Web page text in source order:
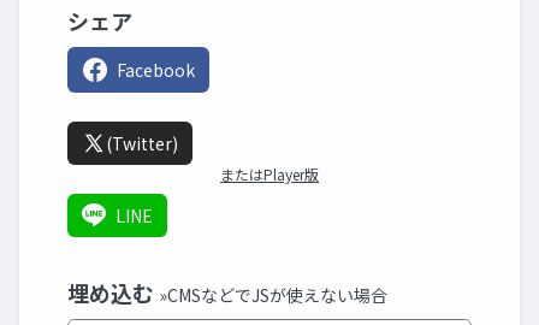
シェア
Facebook
(Twitter)
またはPlayer版
LINE
埋め込む »CMSなどでJSが使えない場合